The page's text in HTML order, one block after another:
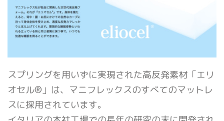
スプリングを用いずに実現された高反発素材「エリ
オセル®」は、マニフレックスのすべてのマットレ
スに採用されています。